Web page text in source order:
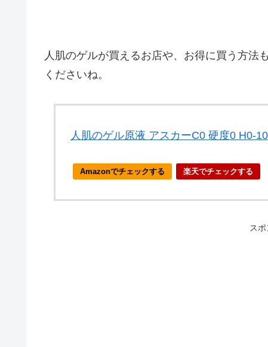
人肌のゲルが買えるお店や、お得に買う方法
くださいね。
人肌のゲル原液 アスカーC0 硬度0 H0-
Amazonでチェックする 楽天でチェックする
ス